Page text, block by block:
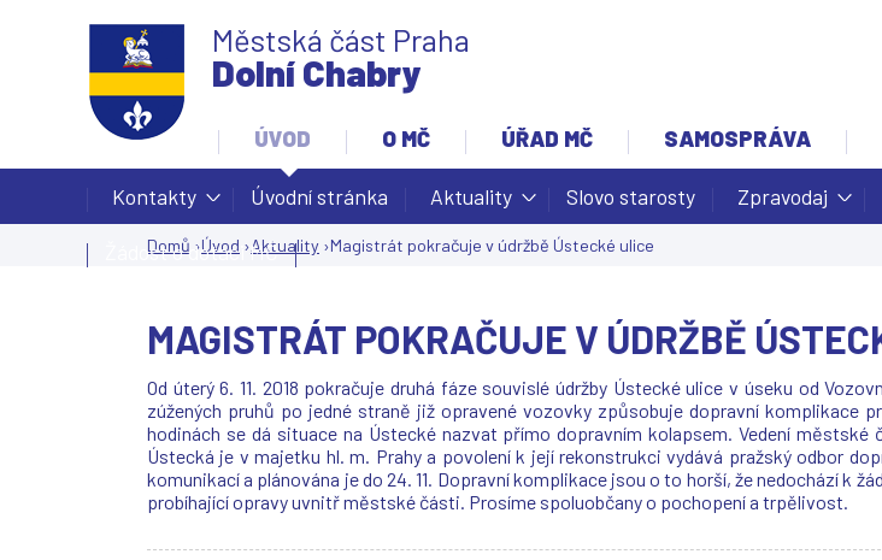
Městská část Praha
Dolní Chabry
ÚVOD
Kontakty Úvodní stránka Aktuality Slovo starosty Zpravodaj
Žádost o dotaci MČ
O MČ ÚŘAD MČ SAMOSPRÁVA
zde
Domů ›Úvod ›Aktuality ›Magistrát pokračuje v údržbě Ústecké ulice
MAGISTRÁT POKRAČUJE V ÚDRŽBĚ
Od úterý 6. 11. 2018 pokračuje druhá fáze souvislé údržby Ústecké ulice v úseku od
zúžených pruhů po jedné straně již opravené vozovky způsobuje dopravní komplikace
hodinách se dá situace na Ústecké nazvat přímo dopravním kolapsem. Vedení
Ústecká je v majetku hl. m. Prahy a povolení k její rekonstrukci vydává pražský odbor
komunikací a plánována je do 24. 11. Dopravní komplikace jsou o to horší, že nedochází k
probíhající opravy uvnitř městské části. Prosíme spoluobčany o pochopení a trpělivost.